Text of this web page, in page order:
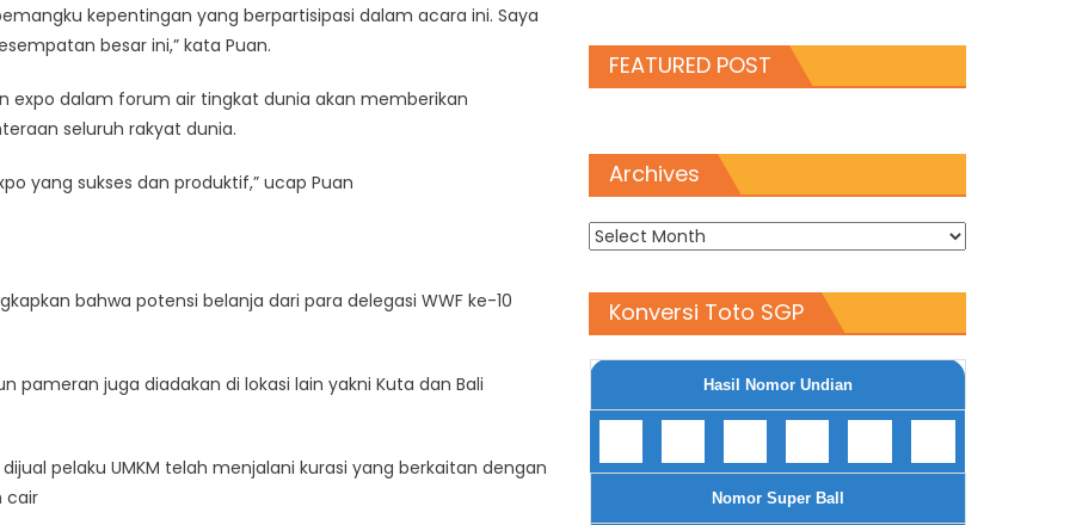
kepentingan yang berpartisipasi dalam acara ini. Saya
besar ini,” kata Puan.
expo dalam forum air tingkat dunia akan memberikan
seluruh rakyat dunia.
yang sukses dan produktif,” ucap Puan
bahwa potensi belanja dari para delegasi WWF ke-10
pameran juga diadakan di lokasi lain yakni Kuta dan Bali
pelaku UMKM telah menjalani kurasi yang berkaitan dengan
cair
FEATURED POST
Archives
Archives
Konversi Toto SGP
Hasil Nomor Undian
Nomor Super Ball